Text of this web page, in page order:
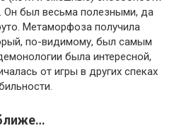
. Он был весьма полезными, да
Метаморфоза получила
по-видимому, был самым
была интересной,
от игры в других спеках